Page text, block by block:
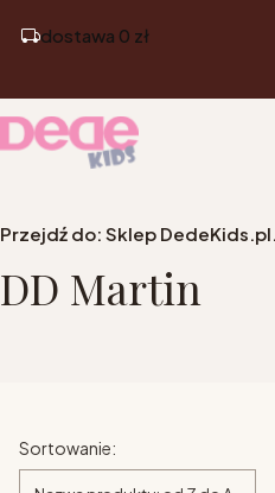
dostawa 0 zł
Przejdź do: Sklep DedeKids.pl - Meble dziecięce i młodzieżowe
DD Martin
Lista produktów
Sortowanie: